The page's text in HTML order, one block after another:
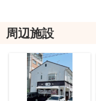
周辺施設